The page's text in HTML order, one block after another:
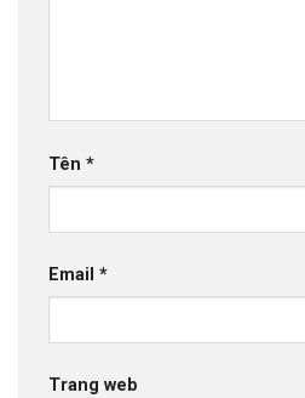
Tên *
Email *
Trang web